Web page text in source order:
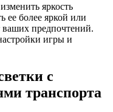
яркость
ее более яркой или
ваших предпочтений.
игры и
с
транспорта